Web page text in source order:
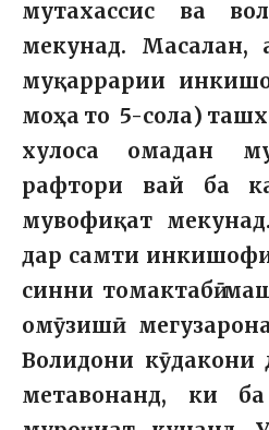
мутахассис ва
мекунад. Масалан,
муқаррарии
моҳа то 5-сола)
хулоса омадан
рафтори вай ба
мувофиқат
дар самти
синни томактабӣ
омӯзишӣ
Волидони
метавонанд, ки